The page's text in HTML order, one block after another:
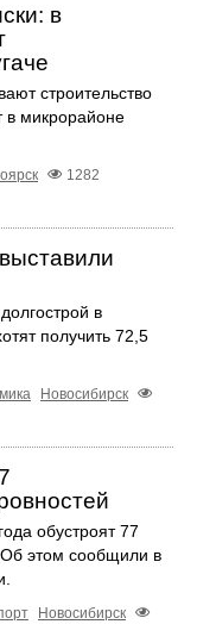
в
строительство
в микрорайоне
1282
в
получить 72,5
Новосибирск
обустроят 77
Об этом сообщили в
Новосибирск